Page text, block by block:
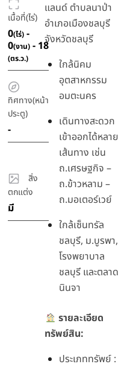
เนื้อที่(ไร่)
0(ไร่) -
0(งาน) - 18
(ตร.ว.)
ทิศทาง(หน้า
ประตู)
-
สิ่ง
ตกแต่ง
มี
แลนด์ ตำบลนาป่า
อำเภอเมืองชลบุรี
จังหวัดชลบุรี
ใกล้นิคม
อุตสาหกรรม
อมตะนคร
เดินทางสะดวก
เข้าออกได้หลาย
เส้นทาง เช่น
ถ.เศรษฐกิจ –
ถ.ข้าวหลาม –
ถ.มอเตอร์เวย์
ใกล้เซ็นทรัล
ชลบุรี, ม.บูรพา,
โรงพยาบาล
ชลบุรี และตลาด
นินจา
รายละเอียด
ทรัพย์สิน:
ประเภททรัพย์ :